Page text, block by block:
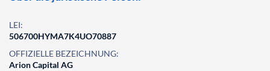
LEI:
506700HYMA7K4UO70887
OFFIZIELLE BEZEICHNUNG:
Arion Capital AG